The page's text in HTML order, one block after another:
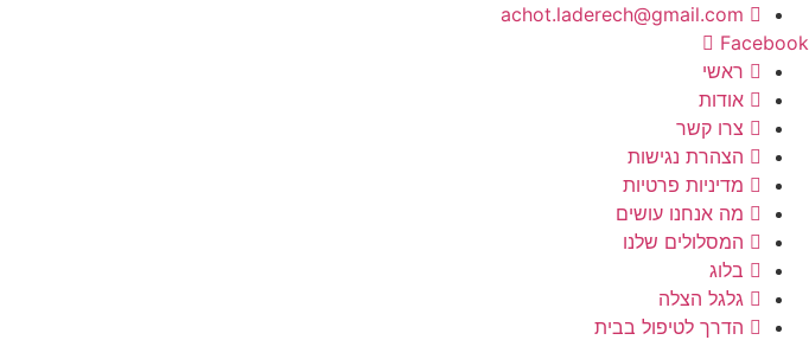
achot.laderech@gmail.com
Facebook
ראשי
אודות
צרו קשר
הצהרת נגישות
מדיניות פרטיות
מה אנחנו עושים
המסלולים שלנו
בלוג
גלגל הצלה
הדרך לטיפול בבית